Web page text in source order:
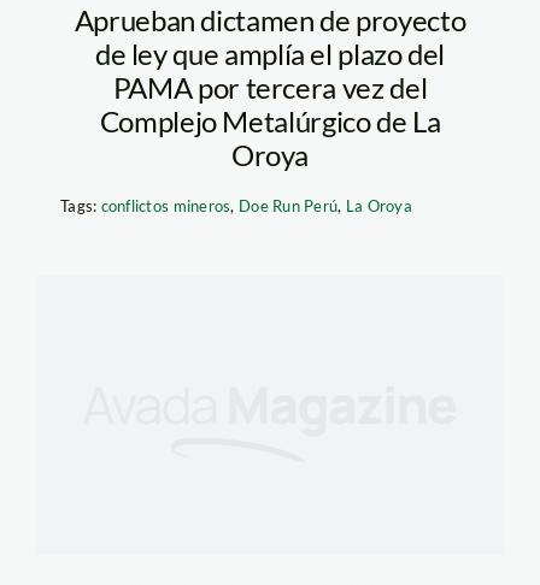
Aprueban dictamen de proyecto
de ley que amplía el plazo del
PAMA por tercera vez del
Complejo Metalúrgico de La
Oroya
Tags: conflictos mineros, Doe Run Perú, La Oroya